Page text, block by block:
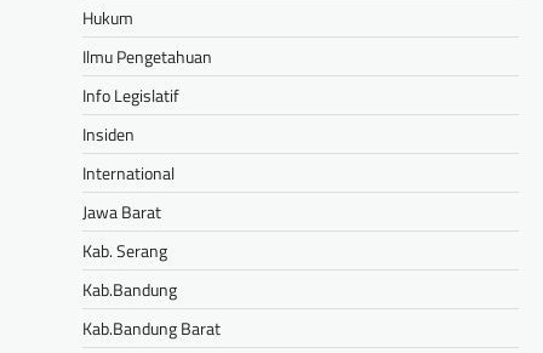
Hukum
Ilmu Pengetahuan
Info Legislatif
Insiden
International
Jawa Barat
Kab. Serang
Kab.Bandung
Kab.Bandung Barat